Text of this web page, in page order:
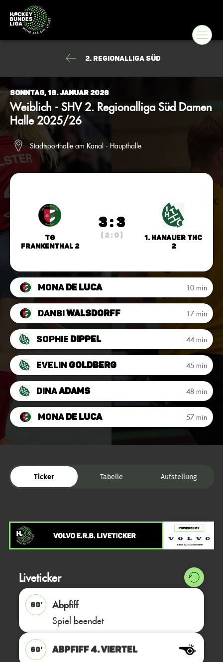
2. Regionalliga Süd
Sonntag, 18. Januar 2026
Weiblich - SHV 2. Regionalliga Süd Damen
Halle 2025/26
Stadtsporthalle am Kanal - Haupthalle
TG
Frankenthal 2
3 : 3
( 2 : 0 )
1. Hanauer THC
2
Monade Luca 10 min
DanbiWalsdorff 17 min
Sophie Dippel 44 min
Evelin Goldberg 45 min
DinaAdams 48 min
Monade Luca 57 min
Ticker Tabelle Aufstellung
Liveticker
60'
Abpfiff
Spiel beendet
60' ABPFIFF 4. Viertel